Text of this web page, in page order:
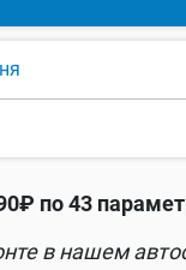
по 43
в нашем